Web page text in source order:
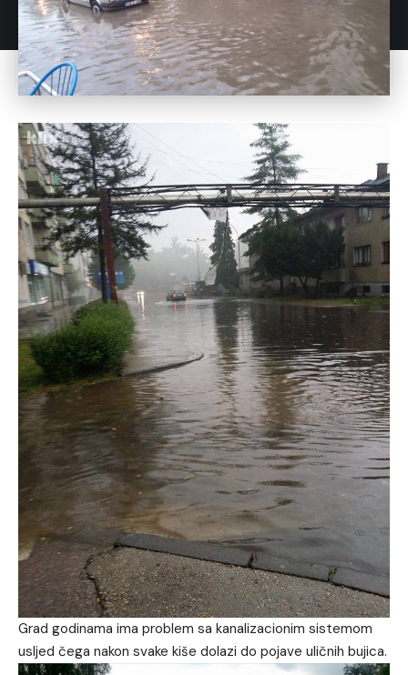
Grad godinama ima problem sa kanalizacionim sistemom
usljed čega nakon svake kiše dolazi do pojave uličnih bujica.